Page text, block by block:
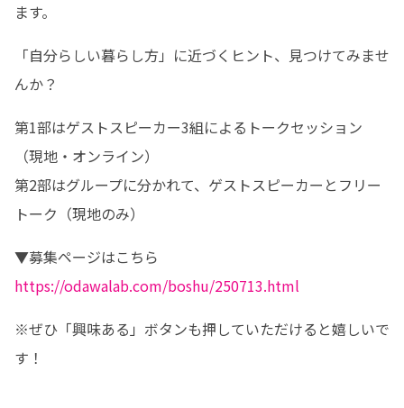
ます。
「自分らしい暮らし方」に近づくヒント、見つけてみませ
んか？
第1部はゲストスピーカー3組によるトークセッション
（現地・オンライン）
第2部はグループに分かれて、ゲストスピーカーとフリー
トーク（現地のみ）
https://odawalab.com/boshu/250713.html
※ぜひ「興味ある」ボタンも押していただけると嬉しいで
す！